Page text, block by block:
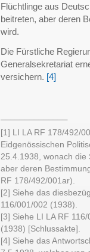
Flüchtlinge aus
beitreten, aber deren
wird.
Die Fürstliche
Generalsekretariat
versichern. [4]
[1] LI LA RF 178/492/
Eidgenössischen
25.4.1938, wonach die
aber deren
RF 178/492/001ar).
[2] Siehe das
116/001/002 (1938).
[3] Siehe LI LA RF
(1938) [Schlussakte].
[4] Siehe das